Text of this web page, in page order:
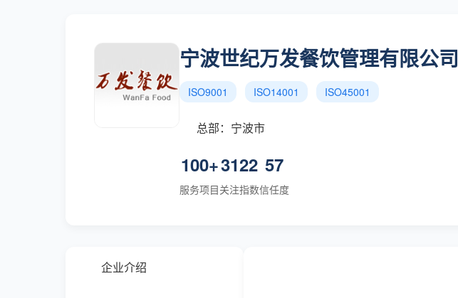
宁波世纪万发餐饮管理有限公司
ISO9001 ISO14001 ISO45001
总部：宁波市
100+
服务项目
3122
关注指数
57
信任度
企业介绍